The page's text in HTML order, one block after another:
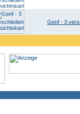
Genf - 3